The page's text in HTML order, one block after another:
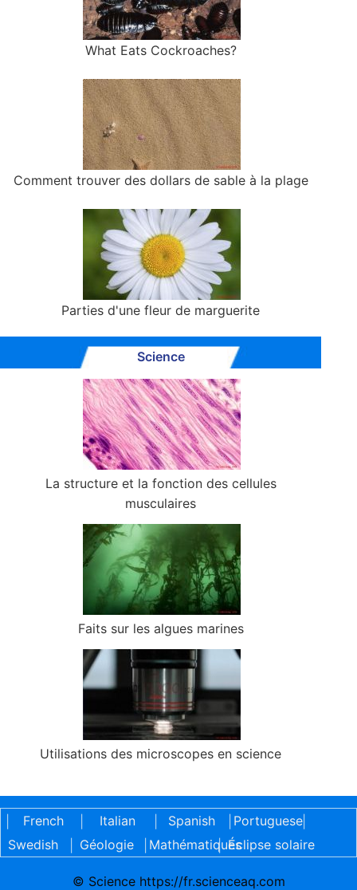
What Eats Cockroaches?
Comment trouver des dollars de sable à la plage
Parties d'une fleur de marguerite
Science
La structure et la fonction des cellules
musculaires
Faits sur les algues marines
Utilisations des microscopes en science
French Italian Spanish Portuguese|
Swedish
Géologie Mathématiques
| Éclipse solaire
© Science https://fr.scienceaq.com